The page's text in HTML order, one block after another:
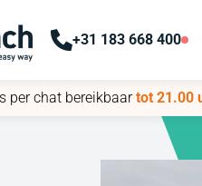
+31 183 668 400
per chat bereikbaartot 21.00
+31 183 668 400
per chat bereikbaartot 21.00